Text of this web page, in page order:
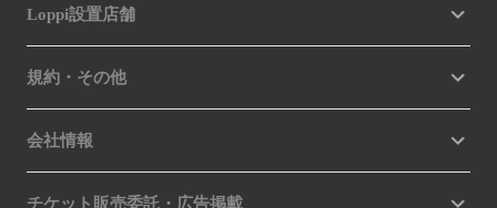
Loppi設置店舗
規約・その他
会社情報
チケット販売委託・広告掲載